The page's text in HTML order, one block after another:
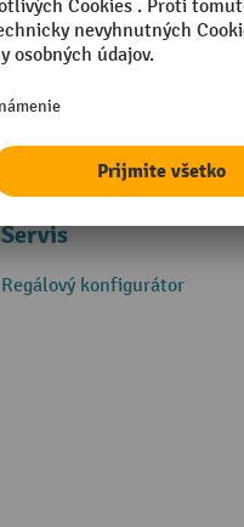
Servis
Regálový konfigurátor